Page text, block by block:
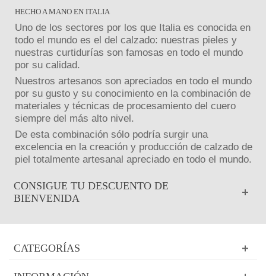
HECHO A MANO EN ITALIA
Uno de los sectores por los que Italia es conocida en
todo el mundo es el del calzado: nuestras pieles y
nuestras curtidurías son famosas en todo el mundo
por su calidad.
Nuestros artesanos son apreciados en todo el mundo
por su gusto y su conocimiento en la combinación de
materiales y técnicas de procesamiento del cuero
siempre del más alto nivel.
De esta combinación sólo podría surgir una
excelencia en la creación y producción de calzado de
piel totalmente artesanal apreciado en todo el mundo.
CONSIGUE TU DESCUENTO DE
BIENVENIDA
CATEGORÍAS